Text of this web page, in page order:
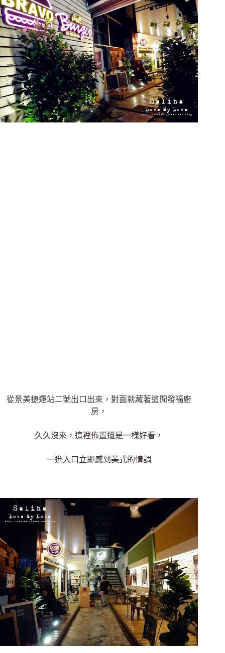
從景美捷運站二號出口出來，對面就藏著這間發福廚
房，
久久沒來，這裡佈置還是一樣好看，
一進入口立即感到美式的情調